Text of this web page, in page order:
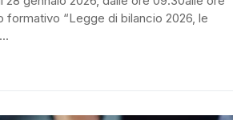
formativo “Legge di bilancio 2026, le